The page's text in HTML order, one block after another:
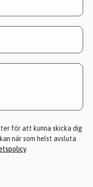
för att kunna skicka dig
när som helst avsluta
.